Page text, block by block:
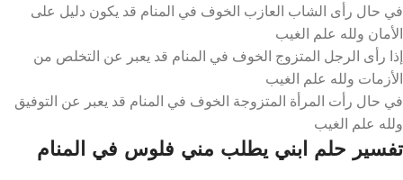
في حال رأى الشاب العازب الخوف في المنام قد يكون دليل على
الأمان ولله علم الغيب
إذا رأى الرجل المتزوج الخوف في المنام قد يعبر عن التخلص من
الأزمات ولله علم الغيب
في حال رأت المرأة المتزوجة الخوف في المنام قد يعبر عن التوفيق
ولله علم الغيب
تفسير حلم ابني يطلب مني فلوس في المنام